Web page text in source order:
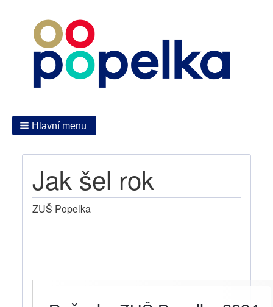
Hlavní menu
Jak šel rok
ZUŠ Popelka